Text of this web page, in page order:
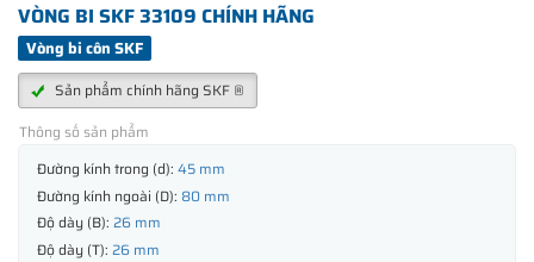
VÒNG BI SKF 33109 CHÍNH HÃNG
Vòng bi côn SKF
Sản phẩm chính hãng SKF ®
Thông số sản phẩm
Đường kính trong (d): 45 mm
Đường kính ngoài (D): 80 mm
Độ dày (B): 26 mm
Độ dày (T): 26 mm